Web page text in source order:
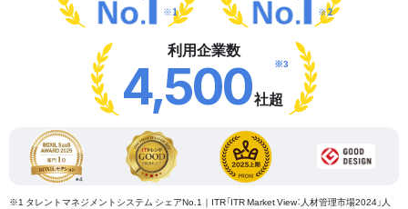
※1 ※2
利用企業数
4,500社超
※3
※1 タレントマネジメントシステム シェアNo.1｜ITR「ITR Market View：人材管理市場2024」人